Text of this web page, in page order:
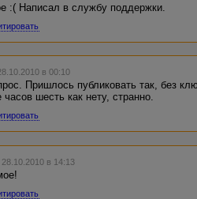
:( Написал в службу поддержки.
в 00:10
Пришлось публиковать так, без
шесть как нету, странно.
в 14:13